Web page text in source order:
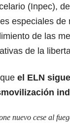
(Inpec),
especiales de
de las
de la
el ELN
nuevo cese al